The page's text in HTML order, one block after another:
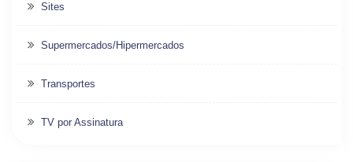
Sites
Supermercados/Hipermercados
Transportes
TV por Assinatura